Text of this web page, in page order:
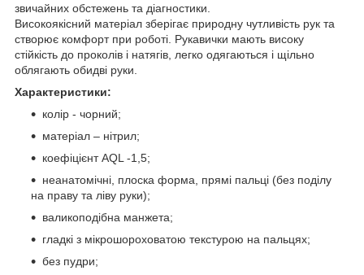
звичайних обстежень та діагностики.
Високоякісний матеріал зберігає природну чутливість рук та
створює комфорт при роботі. Рукавички мають високу
стійкість до проколів і натягів, легко одягаються і щільно
облягають обидві руки.
Характеристики:
колір - чорний;
матеріал – нітрил;
коефіцієнт AQL -1,5;
неанатомічні, плоска форма, прямі пальці (без поділу
на праву та ліву руки);
валикоподібна манжета;
гладкі з мікрошороховатою текстурою на пальцях;
без пудри;